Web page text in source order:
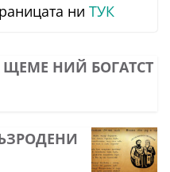
ни ТУК
ЩЕМЕ НИЙ БОГАТСТ